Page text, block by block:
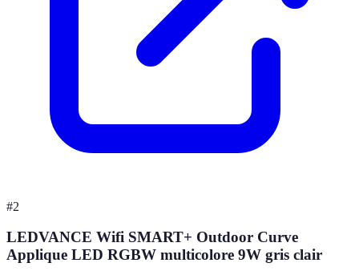
#2
LEDVANCE Wifi SMART+ Outdoor Curve
Applique LED RGBW multicolore 9W gris clair